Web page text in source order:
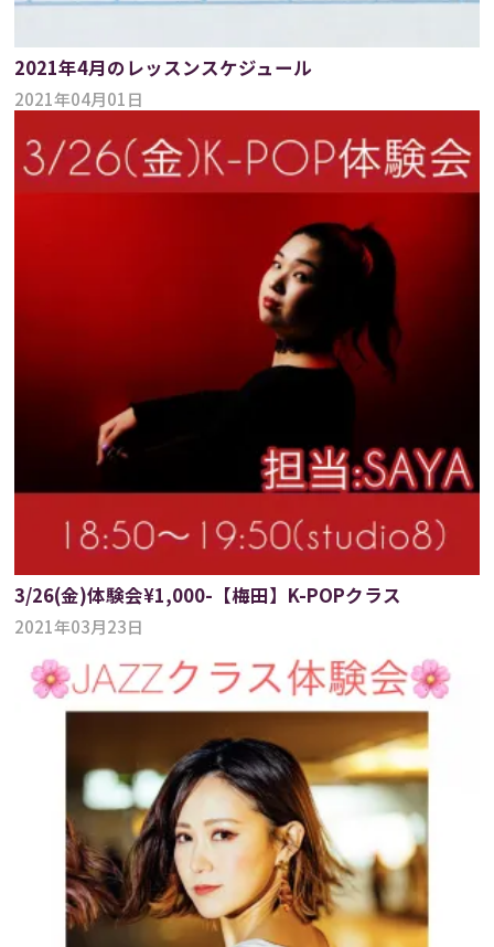
2021年4月のレッスンスケジュール
2021年04月01日
3/26(金)体験会¥1,000-【梅田】K-POPクラス
2021年03月23日